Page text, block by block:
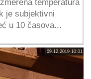
temperatura
je subjektivni
u 10 časova...
09.12.2019 10:01